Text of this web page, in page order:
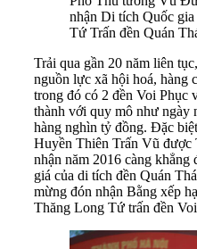
nhận Di tích Quốc
Tứ Trấn đền Quán
Trải qua gần 20 năm liên
nguồn lực xã hội hoá, hàng
trong đó có 2 đền Voi Phục
thành với quy mô như ngày
hàng nghìn tỷ đồng. Đặc
Huyền Thiên Trấn Vũ được
nhận năm 2016 càng
giá của di tích đền Quán
mừng đón nhận Bằng xếp
Thăng Long Tứ trấn đền